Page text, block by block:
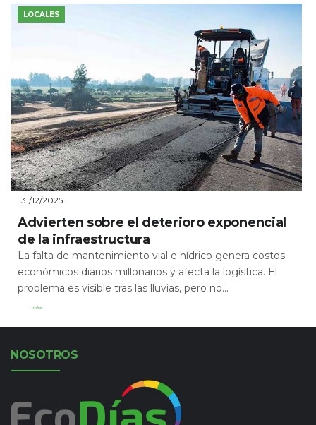
LOCALES
31/12/2025
Advierten sobre el deterioro exponencial
de la infraestructura
La falta de mantenimiento vial e hídrico genera costos
económicos diarios millonarios y afecta la logística. El
problema es visible tras las lluvias, pero no...
Leer Más
NOSOTROS